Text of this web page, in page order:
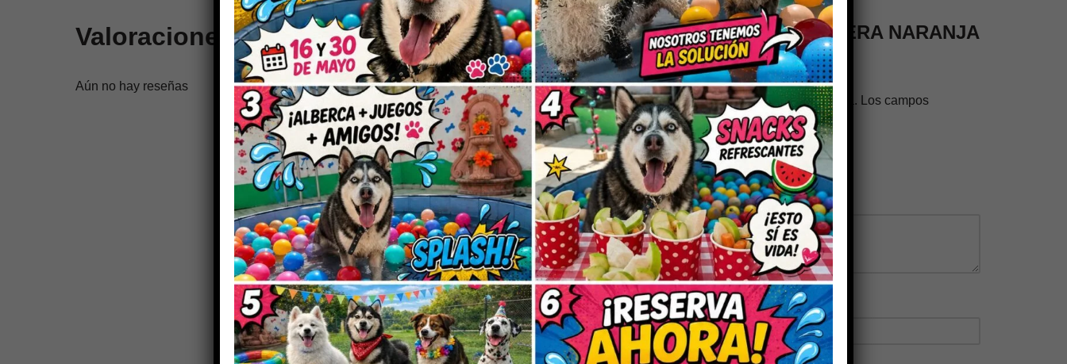
Valoraciones
Aún no hay reseñas
Sé el primero en valorar “PECHERA NARANJA
2 1/2”
Tu dirección de correo electrónico no será publicada.
Los campos
obligatorios están marcados con*
Tu puntuación
Tu valoración *
Nombre *